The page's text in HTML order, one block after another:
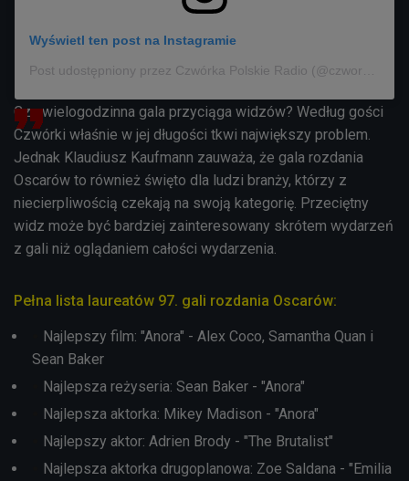
Wyświetl ten post na Instagramie
Czy wielogodzinna gala przyciąga widzów? Według gości
Czwórki właśnie w jej długości tkwi największy problem.
Jednak Klaudiusz Kaufmann zauważa, że gala rozdania
Oscarów to również święto dla ludzi branży, którzy z
niecierpliwością czekają na swoją kategorię. Przeciętny
widz może być bardziej zainteresowany skrótem wydarzeń
z gali niż oglądaniem całości wydarzenia.
Pełna lista laureatów 97. gali rozdania Oscarów:
Najlepszy film: "Anora" - Alex Coco, Samantha Quan i
Sean Baker
Najlepsza reżyseria: Sean Baker - "Anora"
Najlepsza aktorka: Mikey Madison - "Anora"
Najlepszy aktor: Adrien Brody - "The Brutalist"
Najlepsza aktorka drugoplanowa: Zoe Saldana - "Emilia